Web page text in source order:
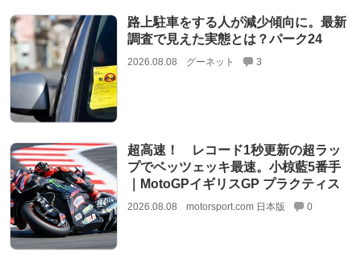
路上駐車をする人が減少傾向に。最新
調査で見えた実態とは？パーク24
2026.08.08 グーネット 3
超高速！ レコード1秒更新の超ラッ
プでベッツェッキ最速。小椋藍5番手
｜MotoGPイギリスGP プラクティス
2026.08.08 motorsport.com 日本版 0